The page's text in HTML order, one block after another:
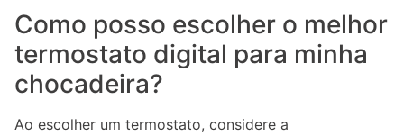
Como posso escolher o melhor
termostato digital para minha
chocadeira?
Ao escolher um termostato, considere a